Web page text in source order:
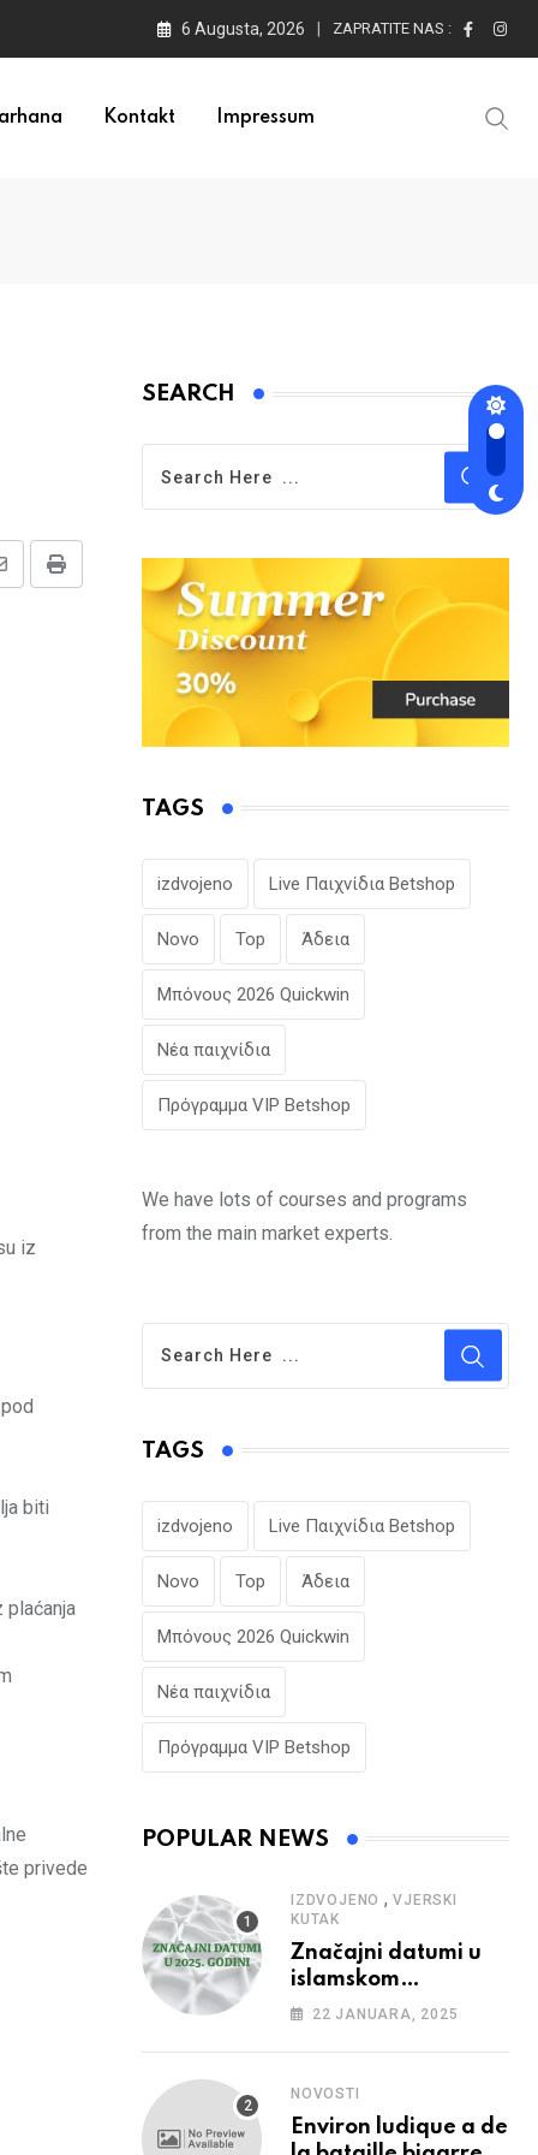
6 Augusta, 2026 ZAPRATITE NAS :
Kontakt Impressum
Print
iz
biti
plaćanja
privede
SEARCH
TAGS
izdvojeno Live Παιχνίδια Betshop
Novo Top Άδεια
Μπόνους 2026 Quickwin
Νέα παιχνίδια
Πρόγραμμα VIP Betshop
We have lots of courses and programs
from the main market experts.
TAGS
izdvojeno Live Παιχνίδια Betshop
Novo Top Άδεια
Μπόνους 2026 Quickwin
Νέα παιχνίδια
Πρόγραμμα VIP Betshop
POPULAR NEWS
IZDVOJENO ,VJERSKI
KUTAK
Značajni datumi u
islamskom
kalendaru u 2025.
22 JANUARA, 2025
NOVOSTI
Environ ludique a de